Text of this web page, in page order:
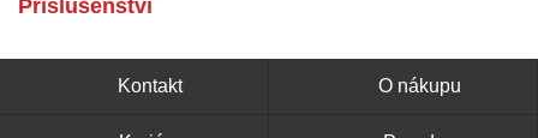
Příslušenství
Kontakt O nákupu